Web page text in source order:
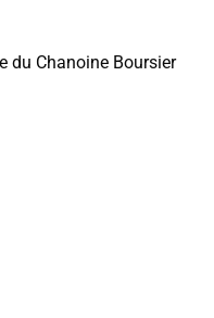
du Chanoine Boursier